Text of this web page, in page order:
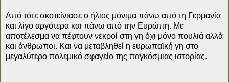
Από τότε σκοτείνιασε ο ήλιος μόνιμα πάνω από τη Γερμανία
και λίγο αργότερα και πάνω από την Ευρώπη. Με
αποτέλεσμα να πέφτουν νεκροί στη γη όχι μόνο πουλιά αλλά
και άνθρωποι. Και να μεταβληθεί η ευρωπαϊκή γη στο
μεγαλύτερο πολεμικό σφαγείο της παγκόσμιας ιστορίας.